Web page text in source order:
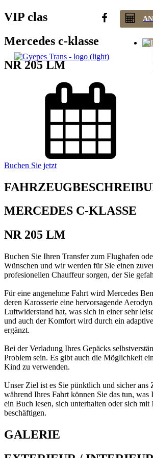
VIP clas
Mercedes c-klasse
NR 205 LM
Buchen Sie jetzt
MERCEDES C-KLASSE
NR 205 LM
Buchen Sie Ihren Transfer zum Flughafen
Wünschen und wir werden für Sie einen
profesionellen Chauffeur sorgen, der Sie
Für eine angenehme Fahrt wird Mercedes
deren Karosserie eine hervorsagende
Luftwiderstand hat, was sich in einer sehr
und auch der Komfort wird durch ein
ergänzt.
Bei der Verladung Ihres Gepäcks
Problem sein. Es gibt auch die Möglichkeit
Kind zu verwenden.
Unser Ziel ist es Sie pünktlich und sicher ans
während Ihres Fahrt können Sie das tun, was
ein Buch lesen, sich unterhalten oder sich mit
beschäftigen.
GALERIE